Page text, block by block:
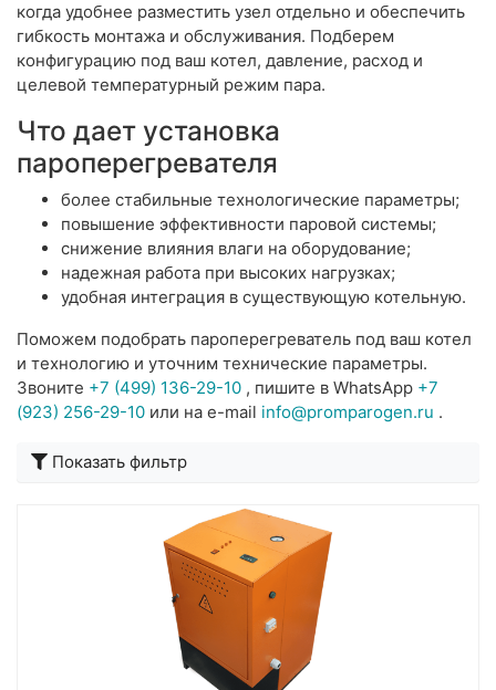
когда удобнее разместить узел отдельно и обеспечить
гибкость монтажа и обслуживания. Подберем
конфигурацию под ваш котел, давление, расход и
целевой температурный режим пара.
Что дает установка
пароперегревателя
более стабильные технологические параметры;
повышение эффективности паровой системы;
снижение влияния влаги на оборудование;
надежная работа при высоких нагрузках;
удобная интеграция в существующую котельную.
Поможем подобрать пароперегреватель под ваш котел
и технологию и уточним технические параметры.
Звоните +7 (499) 136-29-10 , пишите в WhatsApp +7
(923) 256-29-10 или на e-mail info@promparogen.ru .
Показать фильтр
Подробнее